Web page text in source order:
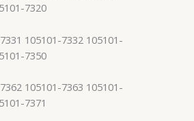
7320
105101-7332 105101-
7350
105101-7363 105101-
7371